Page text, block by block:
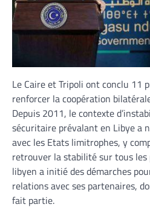
Le Caire et Tripoli ont conclu 11
renforcer la coopération
Depuis 2011, le contexte
sécuritaire prévalant en Libye a
avec les Etats limitrophes, y
retrouver la stabilité sur tous
libyen a initié des démarches
relations avec ses partenaires,
fait partie.